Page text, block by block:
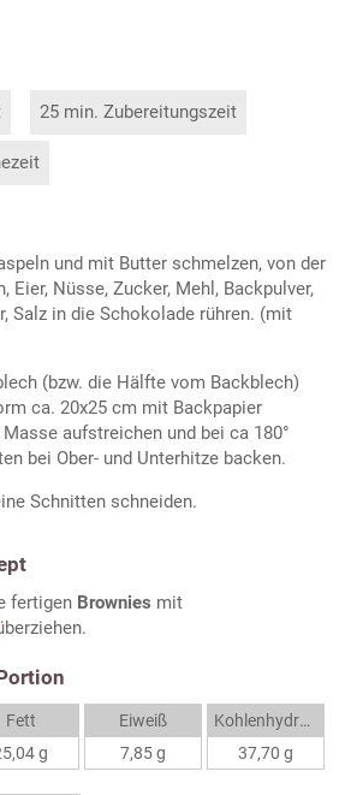
25 min. Zubereitungszeit
und mit Butter schmelzen, von der
Eier, Nüsse, Zucker, Mehl, Backpulver,
Salz in die Schokolade rühren. (mit
(bzw. die Hälfte vom Backblech)
ca. 20x25 cm mit Backpapier
aufstreichen und bei ca 180°
bei Ober- und Unterhitze backen.
Schnitten schneiden.
fertigen Brownies mit
Fett
g
Eiweiß
7,85 g
Kohlenhydrate
37,70 g